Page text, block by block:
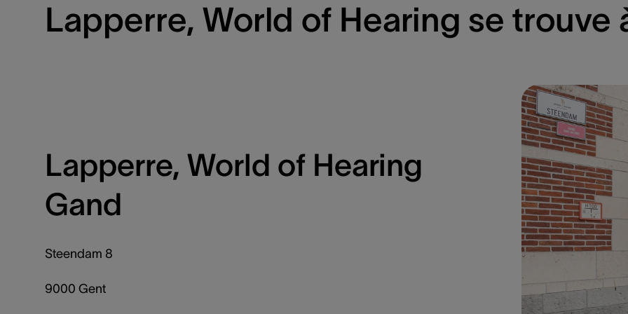
Lapperre, World of Hearing se trouve
Lapperre, World of Hearing
Gand
Steendam 8
9000 Gent